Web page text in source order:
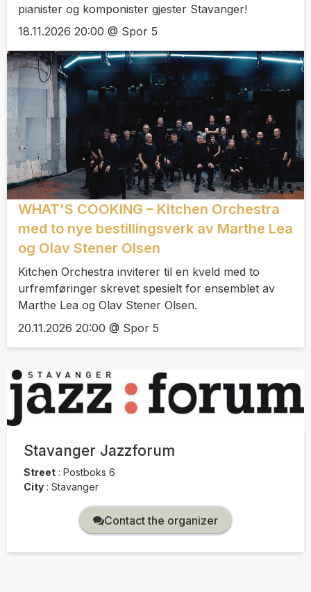
pianister og komponister gjester Stavanger!
18.11.2026 20:00 @ Spor 5
WHAT'S COOKING – Kitchen Orchestra
med to nye bestillingsverk av Marthe Lea
og Olav Stener Olsen
Kitchen Orchestra inviterer til en kveld med to
urfremføringer skrevet spesielt for ensemblet av
Marthe Lea og Olav Stener Olsen.
20.11.2026 20:00 @ Spor 5
Stavanger Jazzforum
Street : Postboks 6
City : Stavanger
Contact the organizer